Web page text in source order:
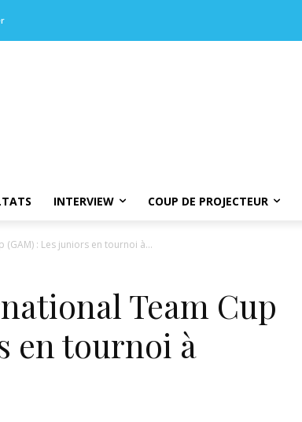
INTERVIEW COUP DE PROJECTEUR
(GAM) : Les juniors en tournoi à...
Team Cup
en tournoi à